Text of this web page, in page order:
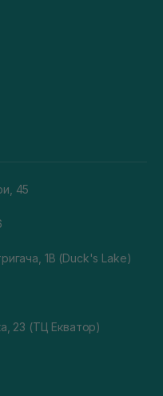
45
1В (Duck's Lake)
23 (ТЦ Екватор)